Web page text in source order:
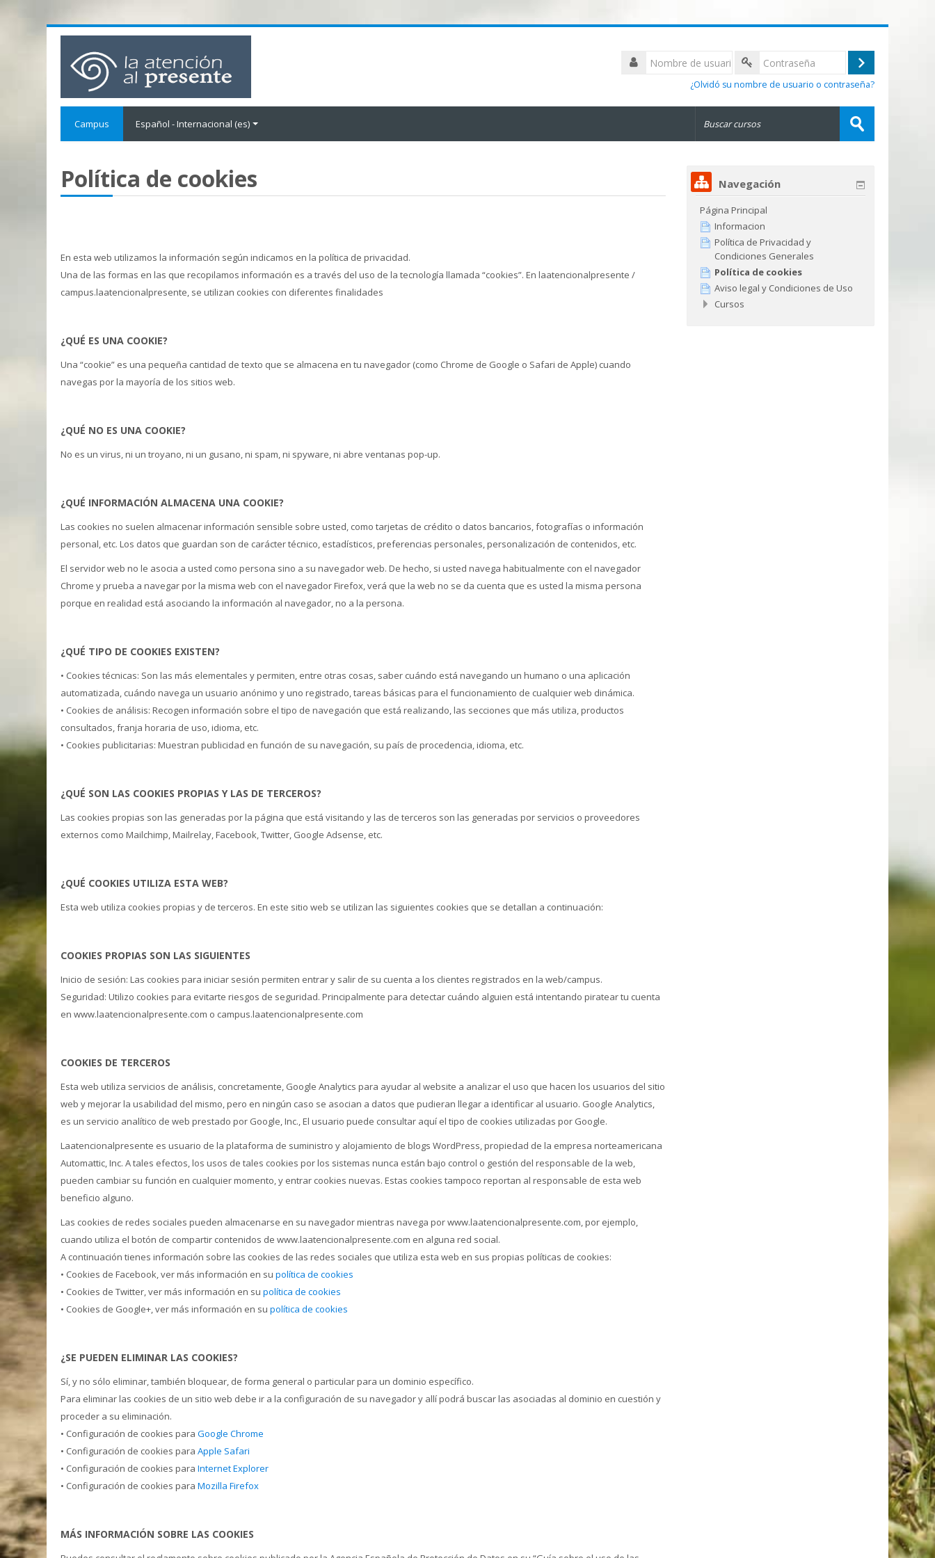
Nombre
de
Acceder
¿Olvidó su nombre de usuario o contraseña?
Campus Español - Internacional ‎(es)‎
cursos
Enviar
Política de cookies
En esta web utilizamos la información según indicamos en la política de privacidad.
Una de las formas en las que recopilamos información es a través del uso de la tecnología llamada “cookies”. En laatencionalpresente /
campus.laatencionalpresente, se utilizan cookies con diferentes finalidades
¿QUÉ ES UNA COOKIE?
Una “cookie” es una pequeña cantidad de texto que se almacena en tu navegador (como Chrome de Google o Safari de Apple) cuando
navegas por la mayoría de los sitios web.
¿QUÉ NO ES UNA COOKIE?
No es un virus, ni un troyano, ni un gusano, ni spam, ni spyware, ni abre ventanas pop-up.
¿QUÉ INFORMACIÓN ALMACENA UNA COOKIE?
Las cookies no suelen almacenar información sensible sobre usted, como tarjetas de crédito o datos bancarios, fotografías o información
personal, etc. Los datos que guardan son de carácter técnico, estadísticos, preferencias personales, personalización de contenidos, etc.
El servidor web no le asocia a usted como persona sino a su navegador web. De hecho, si usted navega habitualmente con el navegador
Chrome y prueba a navegar por la misma web con el navegador Firefox, verá que la web no se da cuenta que es usted la misma persona
porque en realidad está asociando la información al navegador, no a la persona.
¿QUÉ TIPO DE COOKIES EXISTEN?
• Cookies técnicas: Son las más elementales y permiten, entre otras cosas, saber cuándo está navegando un humano o una aplicación
automatizada, cuándo navega un usuario anónimo y uno registrado, tareas básicas para el funcionamiento de cualquier web dinámica.
• Cookies de análisis: Recogen información sobre el tipo de navegación que está realizando, las secciones que más utiliza, productos
consultados, franja horaria de uso, idioma, etc.
• Cookies publicitarias: Muestran publicidad en función de su navegación, su país de procedencia, idioma, etc.
¿QUÉ SON LAS COOKIES PROPIAS Y LAS DE TERCEROS?
Las cookies propias son las generadas por la página que está visitando y las de terceros son las generadas por servicios o proveedores
externos como Mailchimp, Mailrelay, Facebook, Twitter, Google Adsense, etc.
¿QUÉ COOKIES UTILIZA ESTA WEB?
Esta web utiliza cookies propias y de terceros. En este sitio web se utilizan las siguientes cookies que se detallan a continuación:
COOKIES PROPIAS SON LAS SIGUIENTES
Inicio de sesión: Las cookies para iniciar sesión permiten entrar y salir de su cuenta a los clientes registrados en la web/campus.
Seguridad: Utilizo cookies para evitarte riesgos de seguridad. Principalmente para detectar cuándo alguien está intentando piratear tu cuenta
en www.laatencionalpresente.com o campus.laatencionalpresente.com
COOKIES DE TERCEROS
Esta web utiliza servicios de análisis, concretamente, Google Analytics para ayudar al website a analizar el uso que hacen los usuarios del sitio
web y mejorar la usabilidad del mismo, pero en ningún caso se asocian a datos que pudieran llegar a identificar al usuario. Google Analytics,
es un servicio analítico de web prestado por Google, Inc., El usuario puede consultar aquí el tipo de cookies utilizadas por Google.
Laatencionalpresente es usuario de la plataforma de suministro y alojamiento de blogs WordPress, propiedad de la empresa norteamericana
Automattic, Inc. A tales efectos, los usos de tales cookies por los sistemas nunca están bajo control o gestión del responsable de la web,
pueden cambiar su función en cualquier momento, y entrar cookies nuevas. Estas cookies tampoco reportan al responsable de esta web
beneficio alguno.
Las cookies de redes sociales pueden almacenarse en su navegador mientras navega por www.laatencionalpresente.com, por ejemplo,
cuando utiliza el botón de compartir contenidos de www.laatencionalpresente.com en alguna red social.
A continuación tienes información sobre las cookies de las redes sociales que utiliza esta web en sus propias políticas de cookies:
• Cookies de Facebook, ver más información en supolítica de cookies
• Cookies de Twitter, ver más información en supolítica de cookies
• Cookies de Google+, ver más información en supolítica de cookies
¿SE PUEDEN ELIMINAR LAS COOKIES?
Sí, y no sólo eliminar, también bloquear, de forma general o particular para un dominio específico.
Para eliminar las cookies de un sitio web debe ir a la configuración de su navegador y allí podrá buscar las asociadas al dominio en cuestión y
proceder a su eliminación.
• Configuración de cookies paraGoogle Chrome
• Configuración de cookies paraApple Safari
• Configuración de cookies paraInternet Explorer
• Configuración de cookies paraMozilla Firefox
MÁS INFORMACIÓN SOBRE LAS COOKIES
Navegación
Página Principal
Informacion
Política de Privacidad y
Condiciones Generales
Política de cookies
Aviso legal y Condiciones de Uso
Cursos